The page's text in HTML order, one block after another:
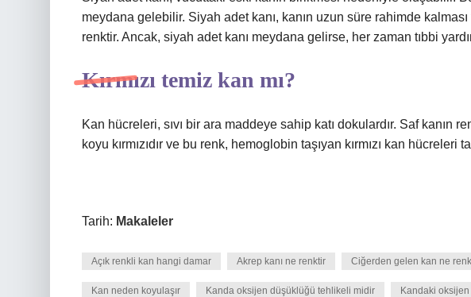
meydana gelebilir. Siyah adet kanı, kanın uzun süre rahimde
renktir. Ancak, siyah adet kanı meydana gelirse, her zaman tıbbi
Kırmızı temiz kan mı?
Kan hücreleri, sıvı bir ara maddeye sahip katı dokulardır. Saf kanın
koyu kırmızıdır ve bu renk, hemoglobin taşıyan kırmızı kan hücreleri
Tarih: Makaleler
Açık renkli kan hangi damar Akrep kanı ne renktir Ciğerden gelen kan ne
Kan neden koyulaşır Kanda oksijen düşüklüğü tehlikeli midir Kandaki